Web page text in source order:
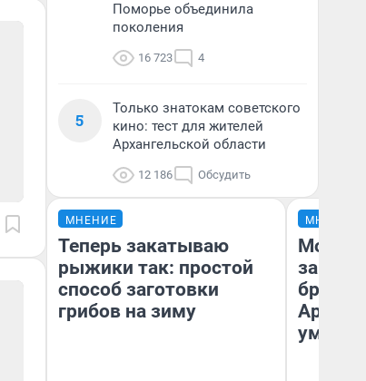
Поморье объединила
поколения
16 723 4
5
Только знатокам советского
кино: тест для жителей
Архангельской области
12 186 Обсудить
МНЕНИЕ
Теперь закатываю
рыжики так: простой
способ заготовки
грибов на зиму
МНЕНИЕ